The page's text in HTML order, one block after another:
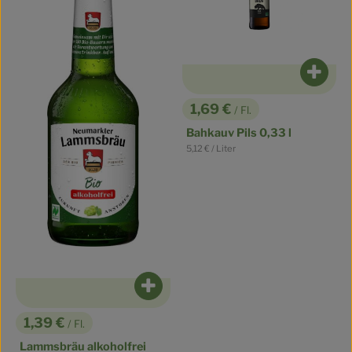
, Preis:
1,39 € / Fl.
Lammsbräu alkoholfrei
Produkt zum Warenkorb
, Preis:
1,69 € / Fl.
Bahkauv Pils 0,33 l
, Referenzpreis:
5,12 € / Liter